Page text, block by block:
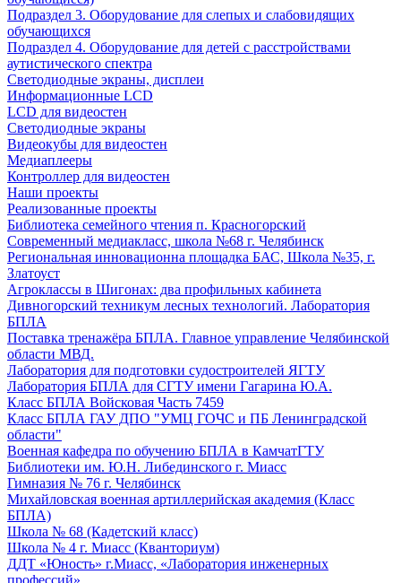
Подраздел 3. Оборудование для слепых и слабовидящих
обучающихся
Подраздел 4. Оборудование для детей с расстройствами
аутистического спектра
Светодиодные экраны, дисплеи
Информационные LCD
LCD для видеостен
Светодиодные экраны
Видеокубы для видеостен
Медиаплееры
Контроллер для видеостен
Наши проекты
Реализованные проекты
Библиотека семейного чтения п. Красногорский
Современный медиакласс, школа №68 г. Челябинск
Региональная инновационна площадка БАС, Школа №35, г.
Златоуст
Агроклассы в Шигонах: два профильных кабинета
Дивногорский техникум лесных технологий. Лаборатория
БПЛА
Поставка тренажёра БПЛА. Главное управление Челябинской
области МВД.
Лаборатория для подготовки судостроителей ЯГТУ
Лаборатория БПЛА для СГТУ имени Гагарина Ю.А.
Класс БПЛА Войсковая Часть 7459
Класс БПЛА ГАУ ДПО "УМЦ ГОЧС и ПБ Ленинградской
области"
Военная кафедра по обучению БПЛА в КамчатГТУ
Библиотеки им. Ю.Н. Либединского г. Миасс
Гимназия № 76 г. Челябинск
Михайловская военная артиллерийская академия (Класс
БПЛА)
Школа № 68 (Кадетский класс)
Школа № 4 г. Миасс (Кванториум)
ДДТ «Юность» г.Миасс, «Лаборатория инженерных
профессий»